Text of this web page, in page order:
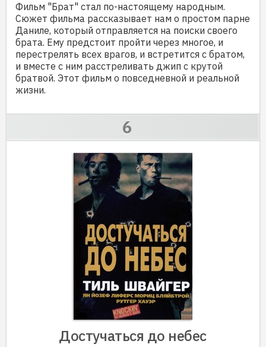
Фильм "Брат" стал по-настоящему народным.
Сюжет фильма рассказывает нам о простом парне
Даниле, который отправляется на поиски своего
брата. Ему предстоит пройти через многое, и
перестрелять всех врагов, и встретится с братом,
и вместе с ним расстреливать джип с крутой
братвой. Этот фильм о повседневной и реальной
жизни.
Достучаться до небес